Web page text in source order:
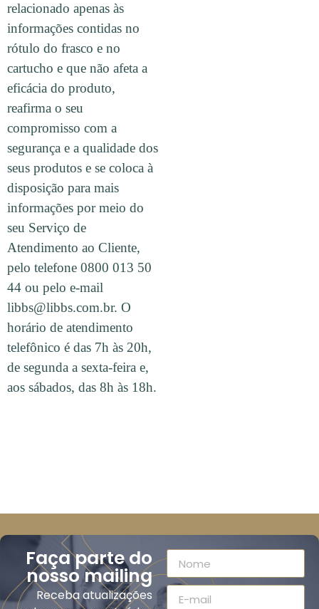
relacionado apenas às
informações contidas no
rótulo do frasco e no
cartucho e que não afeta a
eficácia do produto,
reafirma o seu
compromisso com a
segurança e a qualidade dos
seus produtos e se coloca à
disposição para mais
informações por meio do
seu Serviço de
Atendimento ao Cliente,
pelo telefone 0800 013 50
44 ou pelo e-mail
libbs@libbs.com.br. O
horário de atendimento
telefônico é das 7h às 20h,
de segunda a sexta-feira e,
aos sábados, das 8h às 18h.
Faça parte do
nosso mailing
Receba atualizações